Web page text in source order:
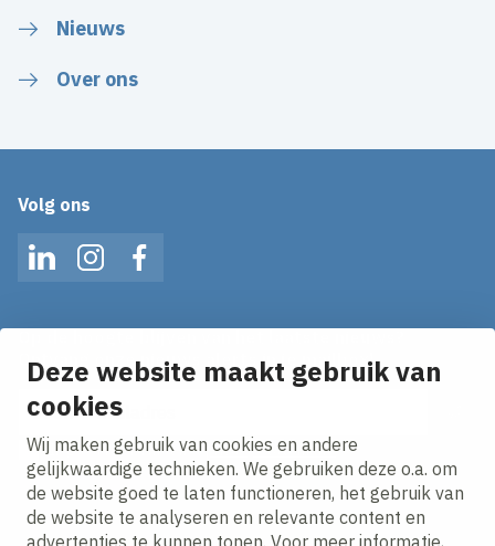
Deze website maakt gebruik van
cookies
Wij maken gebruik van cookies en andere
gelijkwaardige technieken. We gebruiken deze o.a. om
de website goed te laten functioneren, het gebruik van
de website te analyseren en relevante content en
advertenties te kunnen tonen. Voor meer informatie,
Nieuws
Over ons
Volg ons
LinkedInInstagramFacebook
Ontvang onze nieuws alerts in je mailbox!
E-mailadres
Ik ga akkoord met hetprivacy statement.